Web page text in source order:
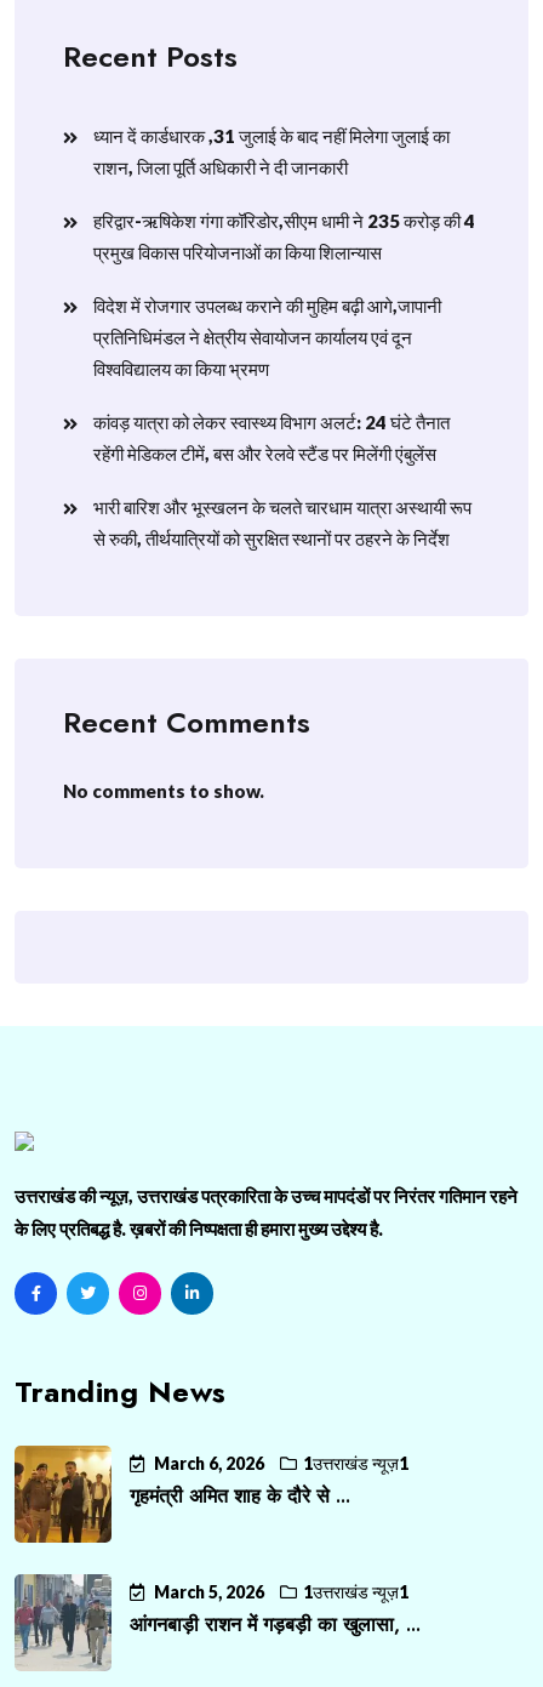
Recent Posts
ध्यान दें कार्डधारक ,31 जुलाई के बाद नहीं मिलेगा जुलाई का
राशन, जिला पूर्ति अधिकारी ने दी जानकारी
हरिद्वार-ऋषिकेश गंगा कॉरिडोर,सीएम धामी ने 235 करोड़ की 4
प्रमुख विकास परियोजनाओं का किया शिलान्यास
विदेश में रोजगार उपलब्ध कराने की मुहिम बढ़ी आगे,जापानी
प्रतिनिधिमंडल ने क्षेत्रीय सेवायोजन कार्यालय एवं दून
विश्वविद्यालय का किया भ्रमण
​कांवड़ यात्रा को लेकर स्वास्थ्य विभाग अलर्ट: 24 घंटे तैनात
रहेंगी मेडिकल टीमें, बस और रेलवे स्टैंड पर मिलेंगी एंबुलेंस
​भारी बारिश और भूस्खलन के चलते चारधाम यात्रा अस्थायी रूप
से रुकी, तीर्थयात्रियों को सुरक्षित स्थानों पर ठहरने के निर्देश
Recent Comments
No comments to show.
उत्तराखंड की न्यूज़, उत्तराखंड पत्रकारिता के उच्च मापदंडों पर निरंतर गतिमान रहने
के लिए प्रतिबद्ध है. ख़बरों की निष्पक्षता ही हमारा मुख्य उद्देश्य है.
Tranding News
March 6, 2026 1उत्तराखंड न्यूज़1
गृहमंत्री अमित शाह के दौरे से ...
March 5, 2026 1उत्तराखंड न्यूज़1
आंगनबाड़ी राशन में गड़बड़ी का खुलासा, ...